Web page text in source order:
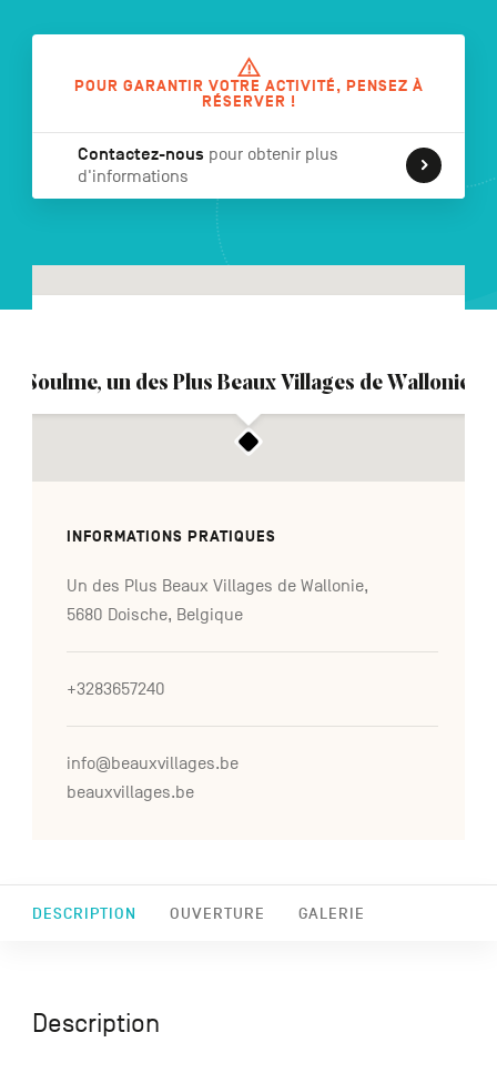
NL DE EN
Navigation
POUR GARANTIR VOTRE ACTIVITÉ, PENSEZ À
RÉSERVER !
Contactez-nous pour obtenir plus
d'informations
DESCRIPTION OUVERTURE GALERIE
Soulme, un des Plus Beaux Villages de Wallonie
INFORMATIONS PRATIQUES
Un des Plus Beaux Villages de Wallonie,
5680 Doische, Belgique
+3283657240
info@beauxvillages.be
beauxvillages.be
Description